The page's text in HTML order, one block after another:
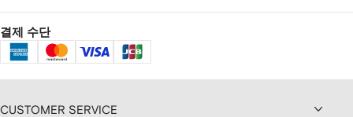
결제 수단
CUSTOMER SERVICE